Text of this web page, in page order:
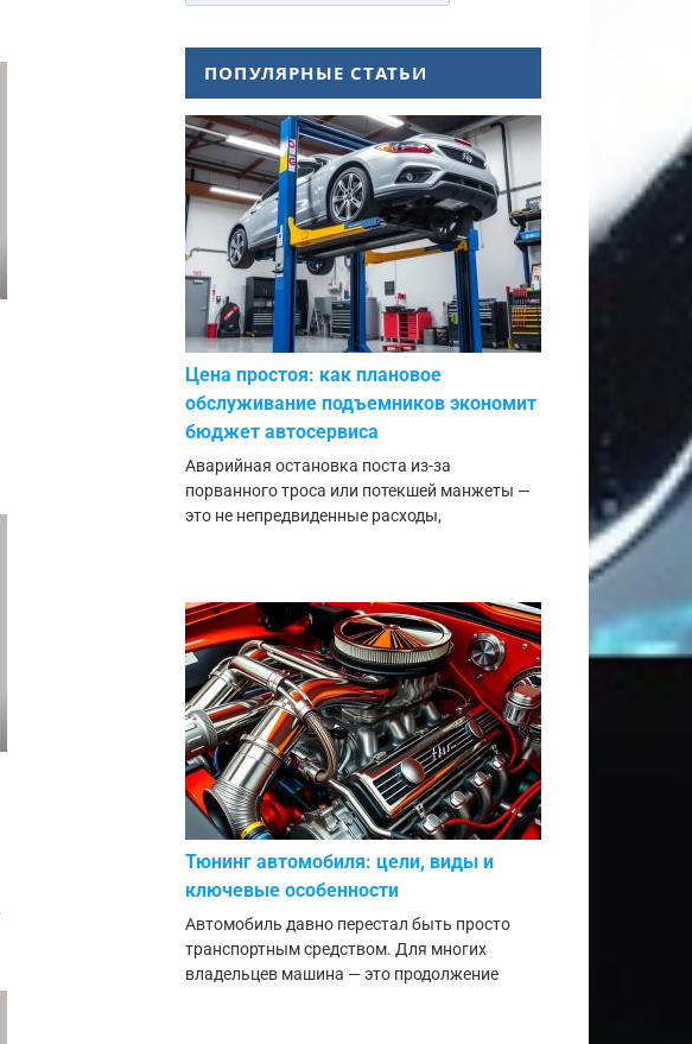
ПОПУЛЯРНЫЕ СТАТЬИ
Цена простоя: как плановое
обслуживание подъемников экономит
бюджет автосервиса
Аварийная остановка поста из-за
порванного троса или потекшей манжеты —
это не непредвиденные расходы,
Тюнинг автомобиля: цели, виды и
ключевые особенности
Автомобиль давно перестал быть просто
транспортным средством. Для многих
владельцев машина — это продолжение